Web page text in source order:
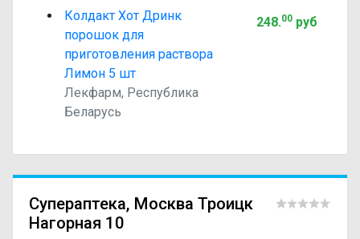
Колдакт Хот Дринк
порошок для
приготовления раствора
Лимон 5 шт
Лекфарм, Республика
Беларусь
248.00руб
Супераптека, Москва Троицк
Нагорная 10